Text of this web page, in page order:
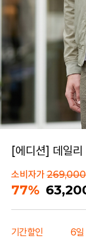
[에디션] 데일
소비자가269,000
77%
기간할인
6일